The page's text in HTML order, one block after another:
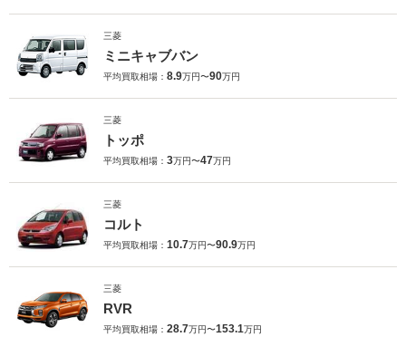
三菱
ミニキャブバン
平均買取相場： 8.9万円〜90万円
三菱
トッポ
平均買取相場： 3万円〜47万円
三菱
コルト
平均買取相場： 10.7万円〜90.9万円
三菱
RVR
平均買取相場： 28.7万円〜153.1万円